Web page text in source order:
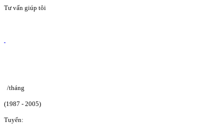
Tư vấn giúp tôi
/tháng
(1987 - 2005)
Tuyển: